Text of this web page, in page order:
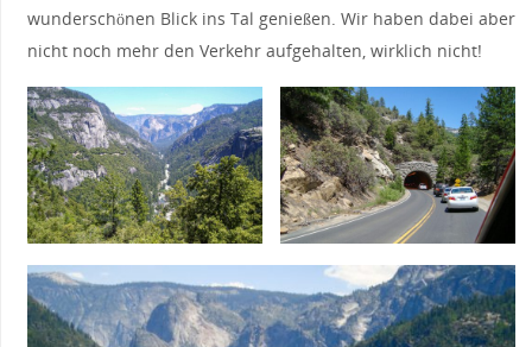
wunderschönen Blick ins Tal genießen. Wir haben dabei aber
nicht noch mehr den Verkehr aufgehalten, wirklich nicht!